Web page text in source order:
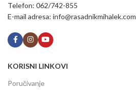
Telefon: 062/742-855
E-mail adresa: info@rasadnikmihalek.com
KORISNI LINKOVI
Poručivanje